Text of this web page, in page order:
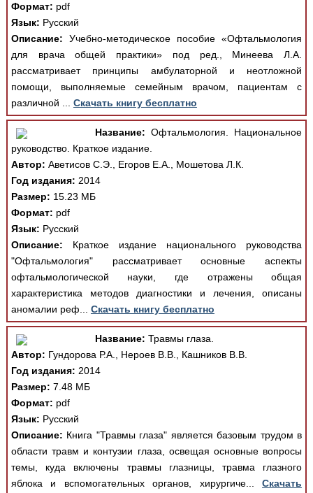
Формат: pdf
Язык: Русский
Описание: Учебно-методическое пособие «Офтальмология
для врача общей практики» под ред., Минеева Л.А.
рассматривает принципы амбулаторной и неотложной
помощи, выполняемые семейным врачом, пациентам с
различной ... Скачать книгу бесплатно
Название: Офтальмология. Национальное
руководство. Краткое издание.
Автор: Аветисов С.Э., Егоров Е.А., Мошетова Л.К.
Год издания: 2014
Размер: 15.23 МБ
Формат: pdf
Язык: Русский
Описание: Краткое издание национального руководства
"Офтальмология" рассматривает основные аспекты
офтальмологической науки, где отражены общая
характеристика методов диагностики и лечения, описаны
аномалии реф... Скачать книгу бесплатно
Название: Травмы глаза.
Автор: Гундорова Р.А., Нероев В.В., Кашников В.В.
Год издания: 2014
Размер: 7.48 МБ
Формат: pdf
Язык: Русский
Описание: Книга "Травмы глаза" является базовым трудом в
области травм и контузии глаза, освещая основные вопросы
темы, куда включены травмы глазницы, травма глазного
яблока и вспомогательных органов, хирургиче...Скачать